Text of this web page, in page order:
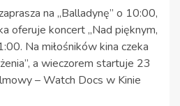
na „Balladynę” o 10:00,
oferuje koncert „Nad pięknym,
Na miłośników kina czeka
a wieczorem startuje 23
– Watch Docs w Kinie